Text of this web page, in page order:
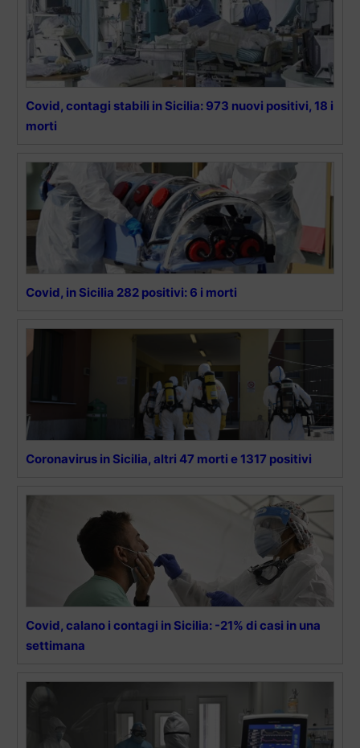
Covid, contagi stabili in Sicilia: 973 nuovi positivi, 18 i
morti
Covid, in Sicilia 282 positivi: 6 i morti
Coronavirus in Sicilia, altri 47 morti e 1317 positivi
Covid, calano i contagi in Sicilia: -21% di casi in una
settimana